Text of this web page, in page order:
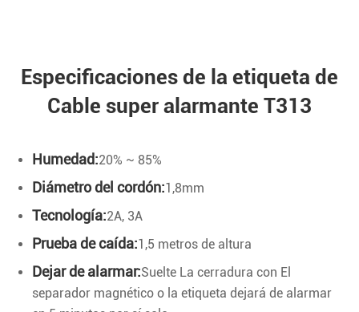
Especificaciones de la etiqueta de
Cable super alarmante T313
Humedad:20% ~ 85%
Diámetro del cordón:1,8mm
Tecnología:2A, 3A
Prueba de caída:1,5 metros de altura
Dejar de alarmar:Suelte La cerradura con El
separador magnético o la etiqueta dejará de alarmar